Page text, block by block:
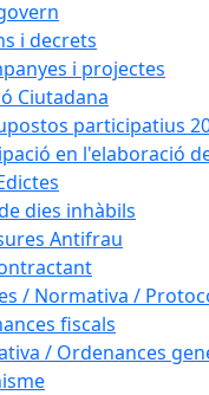
i decrets
i projectes
Ciutadana
participatius
en l'elaboració
dies inhàbils
Antifrau
/ Normativa /
fiscals
/ Ordenances